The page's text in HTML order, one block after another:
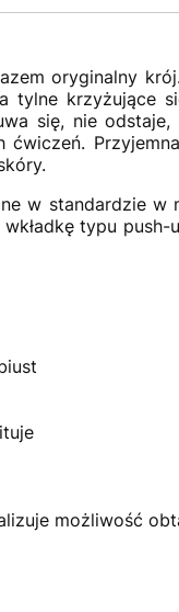
oryginalny
tylne krzyżujące
się, nie
w standardzie w
typu
możliwość